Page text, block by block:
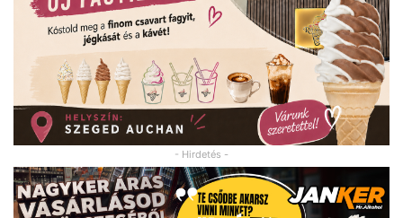
- Hirdetés -